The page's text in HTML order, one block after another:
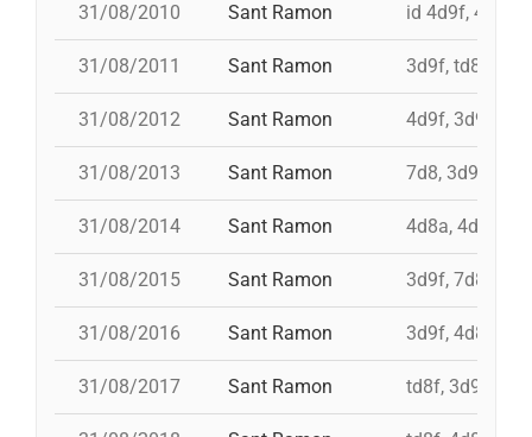
31/08/2010 Sant Ramon id 4d9f, 4d9f,
31/08/2011 Sant Ramon 3d9f, td8, id
31/08/2012 Sant Ramon 4d9f, 3d9f,
31/08/2013 Sant Ramon 7d8, 3d9f,
31/08/2014 Sant Ramon 4d8a, 4d9f,
31/08/2015 Sant Ramon 3d9f, 7d8,
31/08/2016 Sant Ramon 3d9f, 4d8a,
31/08/2017 Sant Ramon td8f, 3d9f,